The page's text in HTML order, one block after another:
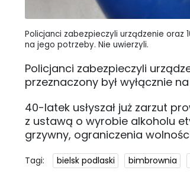
Policjanci zabezpieczyli urządzenie oraz
na jego potrzeby. Nie uwierzyli.
Policjanci zabezpieczyli
przeznaczony był wyłącznie
40-latek usłyszał już zarzut
z ustawą o wyrobie alkoholu
grzywny, ograniczenia
Tagi: bielsk podlaski bimbrownia